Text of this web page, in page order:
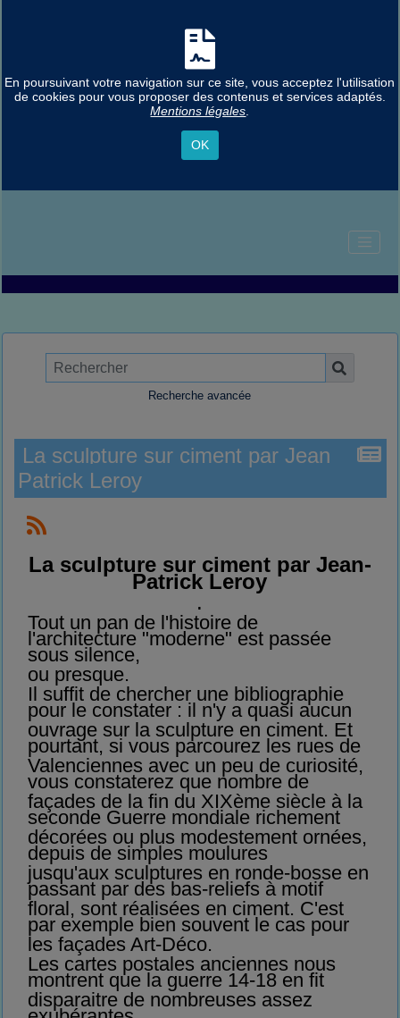
En poursuivant votre navigation sur ce site, vous acceptez l'utilisation
de cookies pour vous proposer des contenus et services adaptés.
Mentions légales
OK
Recherche avancée
La sculpture sur ciment par Jean
Patrick Leroy
La sculpture sur ciment par Jean-
Patrick Leroy
.
Tout un pan de l'histoire de
l'architecture "moderne" est passée
sous silence,
ou presque.
Il suffit de chercher une bibliographie
pour le constater : il n'y a quasi aucun
ouvrage sur la sculpture en ciment. Et
pourtant, si vous parcourez les rues de
Valenciennes avec un peu de curiosité,
vous constaterez que nombre de
façades de la fin du XIXème siècle à la
seconde Guerre mondiale richement
décorées ou plus modestement ornées,
depuis de simples moulures
jusqu'aux sculptures en ronde-bosse en
passant par des bas-reliefs à motif
floral, sont réalisées en ciment. C'est
par exemple bien souvent le cas pour
les façades Art-Déco.
Les cartes postales anciennes nous
montrent que la guerre 14-18 en fit
disparaitre de nombreuses assez